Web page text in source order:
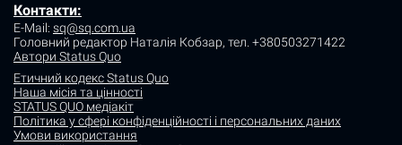
Контакти:
E-Mail: sq@sq.com.ua
Головний редактор Наталія Кобзар, тел. +380503271422
Автори Status Quo
Етичний кодекс Status Quo
Наша місія та цінності
STATUS QUO медіакіт
Політика у сфері конфіденційності і персональних даних
Умови використання